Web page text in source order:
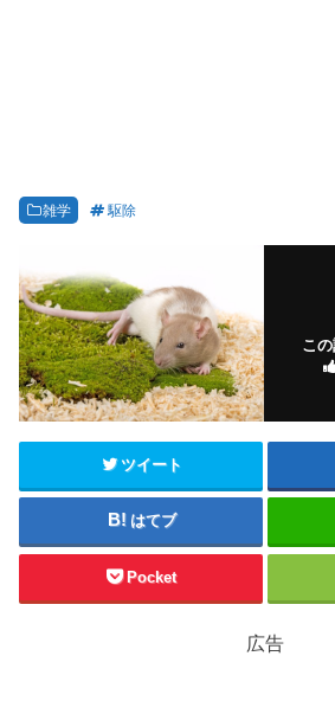
雑学 駆除
こ
ツイート
はてブ
Pocket
広告